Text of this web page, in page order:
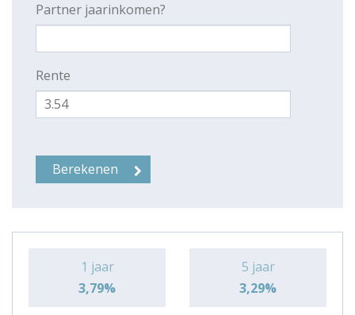
Partner jaarinkomen?
Rente
1 jaar
3,79%
5 jaar
3,29%